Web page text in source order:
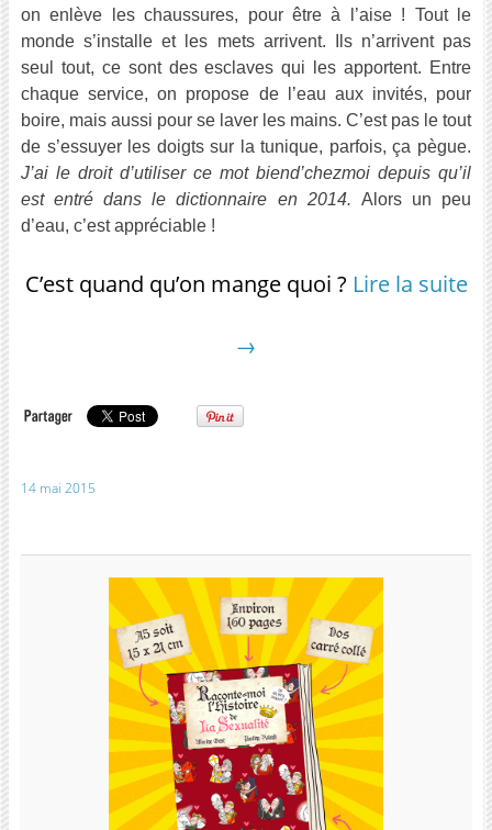
on enlève les chaussures, pour être à l’aise ! Tout le
monde s’installe et les mets arrivent. Ils n’arrivent pas
seul tout, ce sont des esclaves qui les apportent. Entre
chaque service, on propose de l’eau aux invités, pour
boire, mais aussi pour se laver les mains. C’est pas le tout
de s’essuyer les doigts sur la tunique, parfois, ça pègue.
J’ai le droit d’utiliser ce mot biend’chezmoi depuis qu’il
est entré dans le dictionnaire en 2014. Alors un peu
d’eau, c’est appréciable !
C’est quand qu’on mange quoi ? Lire la suite
→
14 mai 2015